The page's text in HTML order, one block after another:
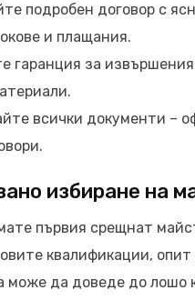
подробен договор с
и плащания.
гаранция за
всички документи –
избиране на
първия срещнат
квалификации, опит
може да доведе до лошо